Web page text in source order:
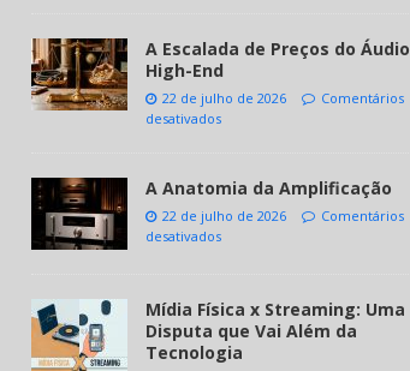
A Escalada de Preços do Áudio
High-End
22 de julho de 2026
Comentários
desativados
A Anatomia da Amplificação
22 de julho de 2026
Comentários
desativados
Mídia Física x Streaming: Uma
Disputa que Vai Além da
Tecnologia